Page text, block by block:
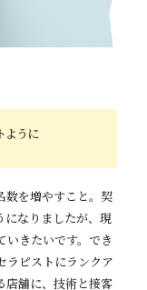
ように
数を増やすこと。契
なりましたが、現
いきたいです。でき
ラピストにランクア
店舗に、技術と接客